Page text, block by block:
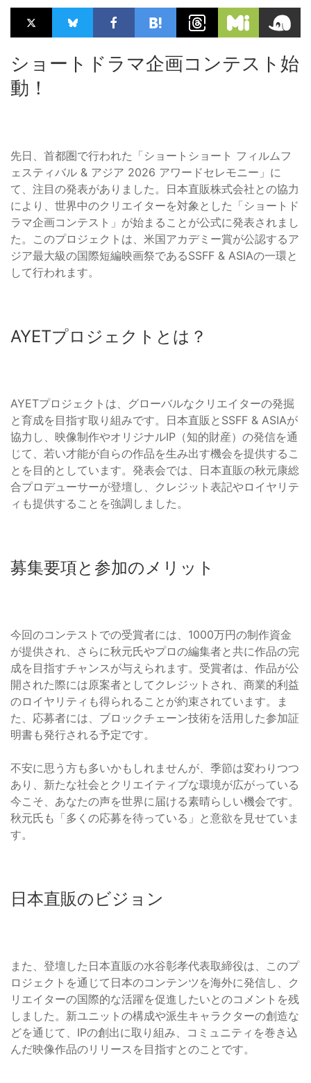
ショートドラマ企画コンテスト始
動！
先日、首都圏で行われた「ショートショート フィルムフ
ェスティバル & アジア 2026 アワードセレモニー」に
て、注目の発表がありました。日本直販株式会社との協力
により、世界中のクリエイターを対象とした「ショートド
ラマ企画コンテスト」が始まることが公式に発表されまし
た。このプロジェクトは、米国アカデミー賞が公認するア
ジア最大級の国際短編映画祭であるSSFF & ASIAの一環と
して行われます。
AYETプロジェクトとは？
AYETプロジェクトは、グローバルなクリエイターの発掘
と育成を目指す取り組みです。日本直販とSSFF & ASIAが
協力し、映像制作やオリジナルIP（知的財産）の発信を通
じて、若い才能が自らの作品を生み出す機会を提供するこ
とを目的としています。発表会では、日本直販の秋元康総
合プロデューサーが登壇し、クレジット表記やロイヤリテ
ィも提供することを強調しました。
募集要項と参加のメリット
今回のコンテストでの受賞者には、1000万円の制作資金
が提供され、さらに秋元氏やプロの編集者と共に作品の完
成を目指すチャンスが与えられます。受賞者は、作品が公
開された際には原案者としてクレジットされ、商業的利益
のロイヤリティも得られることが約束されています。ま
た、応募者には、ブロックチェーン技術を活用した参加証
明書も発行される予定です。
不安に思う方も多いかもしれませんが、季節は変わりつつ
あり、新たな社会とクリエイティブな環境が広がっている
今こそ、あなたの声を世界に届ける素晴らしい機会です。
秋元氏も「多くの応募を待っている」と意欲を見せていま
す。
日本直販のビジョン
また、登壇した日本直販の水谷彰孝代表取締役は、このプ
ロジェクトを通じて日本のコンテンツを海外に発信し、ク
リエイターの国際的な活躍を促進したいとのコメントを残
しました。新ユニットの構成や派生キャラクターの創造な
どを通じて、IPの創出に取り組み、コミュニティを巻き込
んだ映像作品のリリースを目指すとのことです。